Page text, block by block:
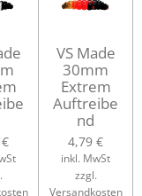
VS Made
30mm
Extrem
Auftreibe
nd
4,79 €
inkl. MwSt
zzgl.
Versandkosten